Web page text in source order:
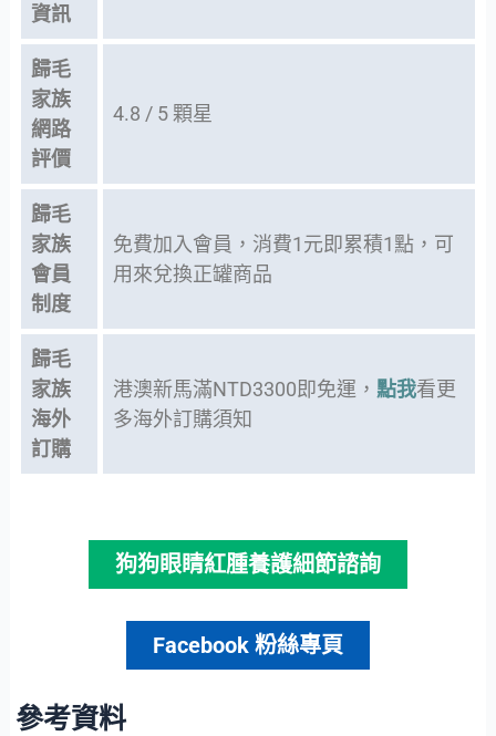
資訊
歸毛
家族
網路
評價
4.8 / 5 顆星
歸毛
家族
會員
制度
免費加入會員，消費1元即累積1點，可
用來兌換正罐商品
歸毛
家族
海外
訂購
港澳新馬滿NTD3300即免運， 點我看更
多海外訂購須知
狗狗眼睛紅腫養護細節諮詢
Facebook 粉絲專頁
參考資料